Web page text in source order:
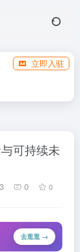
立即入驻
可持续未
0 0
去逛逛 →